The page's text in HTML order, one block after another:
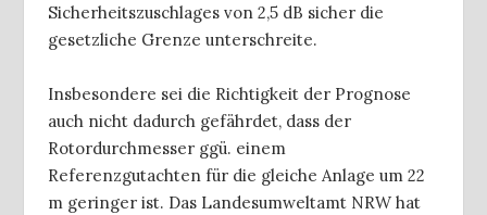
Sicherheitszuschlages von 2,5 dB sicher die
gesetzliche Grenze unterschreite.
Insbesondere sei die Richtigkeit der Prognose
auch nicht dadurch gefährdet, dass der
Rotordurchmesser ggü. einem
Referenzgutachten für die gleiche Anlage um 22
m geringer ist. Das Landesumweltamt NRW hat